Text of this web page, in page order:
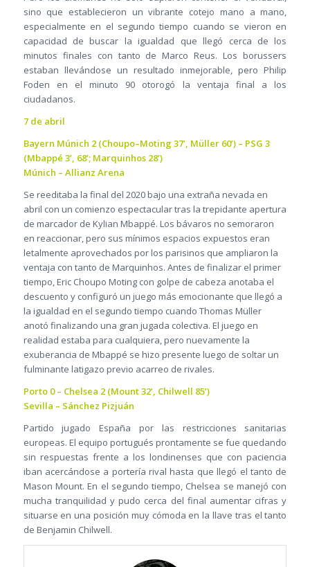
sino que establecieron un vibrante cotejo mano a mano,
especialmente en el segundo tiempo cuando se vieron en
capacidad de buscar la igualdad que llegó cerca de los
minutos finales con tanto de Marco Reus. Los borussers
estaban llevándose un resultado inmejorable, pero Philip
Foden en el minuto 90 otorogó la ventaja final a los
ciudadanos.
7 de abril
Bayern Múnich 2 (Choupo–Moting 37’, Müller 60’) – PSG 3
(Mbappé 3’, 68’; Marquinhos 28’)
Múnich – Allianz Arena
Se reeditaba la final del 2020 bajo una extraña nevada en
abril con un comienzo espectacular tras la trepidante apertura
de marcador de Kylian Mbappé. Los bávaros no semoraron
en reaccionar, pero sus mínimos espacios expuestos eran
letalmente aprovechados por los parisinos que ampliaron la
ventaja con tanto de Marquinhos. Antes de finalizar el primer
tiempo, Eric Choupo Moting con golpe de cabeza anotaba el
descuento y configuró un juego más emocionante que llegó a
la igualdad en el segundo tiempo cuando Thomas Müller
anotó finalizando una gran jugada colectiva. El juego en
realidad estaba para cualquiera, pero nuevamente la
exuberancia de Mbappé se hizo presente luego de soltar un
fulminante latigazo previo acarreo de rivales.
Porto 0 – Chelsea 2 (Mount 32’, Chilwell 85’)
Sevilla – Sánchez Pizjuán
Partido jugado España por las restricciones sanitarias
europeas. El equipo portugués prontamente se fue quedando
sin respuestas frente a los londinenses que con paciencia
iban acercándose a portería rival hasta que llegó el tanto de
Mason Mount. En el segundo tiempo, Chelsea se manejó con
mucha tranquilidad y pudo cerca del final aumentar cifras y
situarse en una posición muy cómoda en la llave tras el tanto
de Benjamin Chilwell.